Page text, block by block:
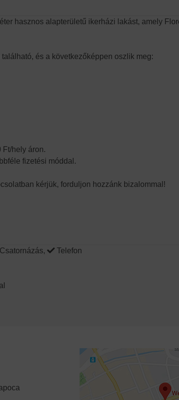
hasznos alapterületű ikerházi lakást, amely
és a következőképpen oszlik meg:
Ft/hely áron.
fizetési móddal.
kérjük, forduljon hozzánk bizalommal!
Csatornázás,
Telefon